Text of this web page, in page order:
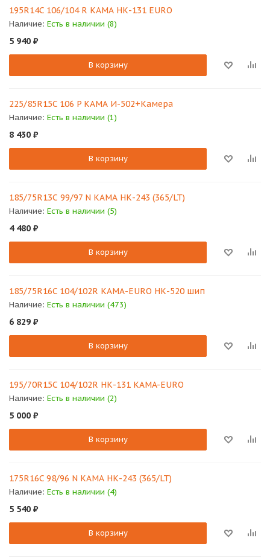
195R14C 106/104 R КАМА НК-131 EURO
Наличие: Есть в наличии (8)
5 940 ₽
В корзину
225/85R15C 106 P КАМА И-502+Камера
Наличие: Есть в наличии (1)
8 430 ₽
В корзину
185/75R13С 99/97 N КАМА НК-243 (365/LT)
Наличие: Есть в наличии (5)
4 480 ₽
В корзину
185/75R16C 104/102R КАМА-EURO НК-520 шип
Наличие: Есть в наличии (473)
6 829 ₽
В корзину
195/70R15C 104/102R НК-131 KAMA-EURO
Наличие: Есть в наличии (2)
5 000 ₽
В корзину
175R16C 98/96 N КАМА НК-243 (365/LT)
Наличие: Есть в наличии (4)
5 540 ₽
В корзину